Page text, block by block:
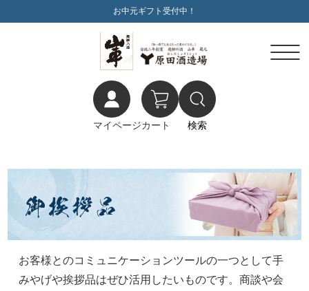
お中元ギフト受付中！
マイページカート 検索
お客様とのコミュニケーションツールの一つとして手
みやげや挨拶品はぜひ活用したいものです。商談や会